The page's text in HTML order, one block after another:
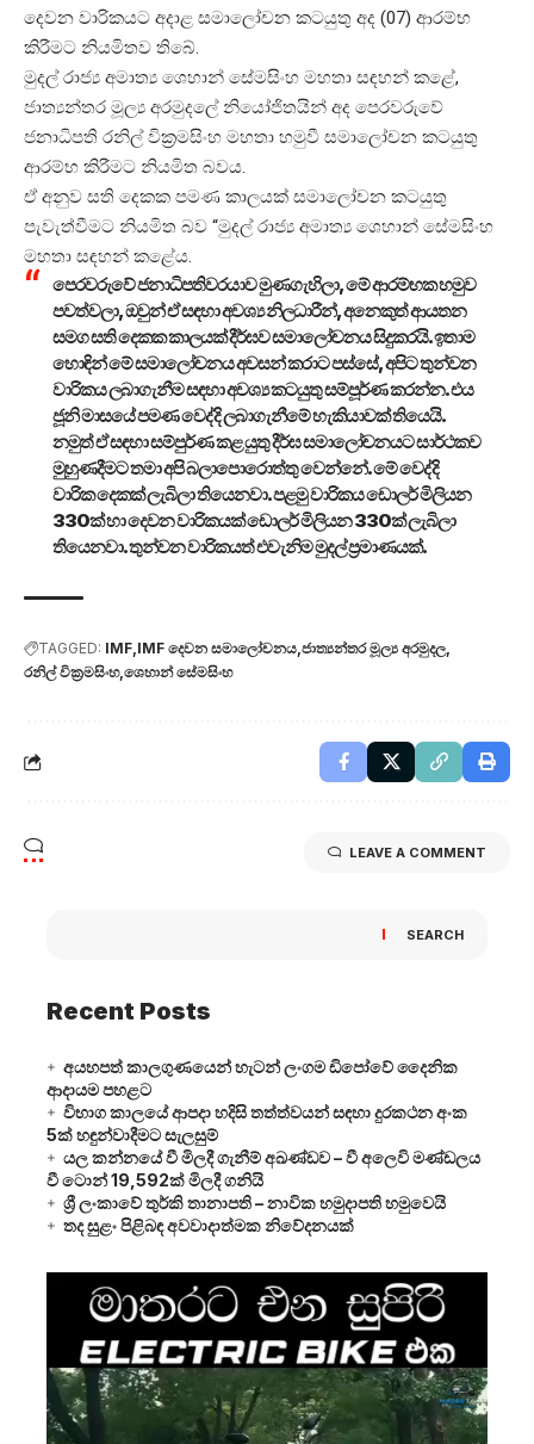
දෙවන වාරිකයට අදාළ සමාලෝචන කටයුතු අද (07) ආරම්භ
කිරීමට නියමිතව තිබේ.
මුදල් රාජ්‍ය අමාත්‍ය ශෙහාන් සේමසිංහ මහතා සඳහන් කළේ,
ජාත්‍යන්තර මූල්‍ය අරමුදලේ නියෝජිතයින් අද පෙරවරුවේ
ජනාධිපති රනිල් වික්‍රමසිංහ මහතා හමුවී සමාලෝචන කටයුතු
ආරම්භ කිරීමට නියමිත බවය.
ඒ අනුව සති දෙකක පමණ කාලයක් සමාලෝචන කටයුතු
පැවැත්වීමට නියමිත බව “මුදල් රාජ්‍ය අමාත්‍ය ශෙහාන් සේමසිංහ
මහතා සඳහන් කළේය.
පෙරවරුවේ ජනාධිපතිවරයාව මුණගැහිලා, මේ ආරම්භක හමුව
පවත්වලා, ඔවුන් ඒ සඳහා අවශ්‍ය නිලධාරීන්, අනෙකුත් ආයතන
සමග සති දෙකක කාලයක් දීර්ඝව සමාලෝචනය සිදුකරයි. ඉතාම
හොඳින් මේ සමාලෝචනය අවසන් කරාට පස්සේ, අපිට තුන්වන
වාරිකය ලබාගැනීම සඳහා අවශ්‍ය කටයුතු සම්පූර්ණ කරන්න. එය
ජූනි මාසයේ පමණ වෙද්දි ලබාගැනීමේ හැකියාවක් තියෙයි.
නමුත් ඒ සඳහා සම්පුර්ණ කළ යුතු දීර්ඝ සමාලෝචනයට සාර්ථකව
මුහුණදීමට තමා අපි බලාපොරොත්තු වෙන්නේ. මේ වෙද්දි
වාරික දෙකක් ලැබිලා තියෙනවා. පළමු වාරිකය ඩොලර් මිලියන
330ක් හා දෙවන වාරිකයක් ඩොලර් මිලියන 330ක් ලැබිලා
තියෙනවා. තුන්වන වාරිකයත් එවැනිම මුදල් ප්‍රමාණයක්.
TAGGED: IMF IMF දෙවන සමාලෝචනය ජාත්‍යන්තර මූල්‍ය අරමුදල
රනිල් වික්‍රමසිංහ ශෙහාන් සේමසිංහ
LEAVE A COMMENT
SEARCH
Recent Posts
අයහපත් කාලගුණයෙන් හැටන් ලංගම ඩිපෝවේ දෛනික
ආදායම පහළට
විභාග කාලයේ ආපදා හදිසි තත්ත්වයන් සඳහා දුරකථන අංක
5ක් හඳුන්වාදීමට සැලසුම්
යල කන්නයේ වී මිලදී ගැනීම් අඛණ්ඩව – වී අලෙවි මණ්ඩලය
වී ටොන් 19,592ක් මිලදී ගනියි
ශ්‍රී ලංකාවේ තුර්කි තානාපති – නාවික හමුදාපති හමුවෙයි
තද සුළං පිළිබඳ අවවාදාත්මක නිවේදනයක්
Player